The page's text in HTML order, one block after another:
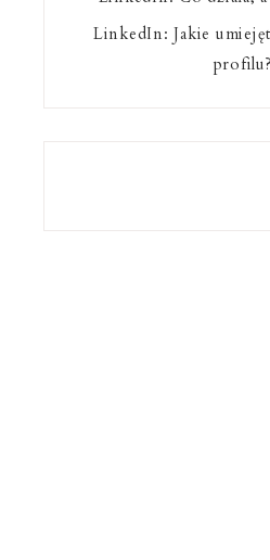
LinkedIn: Jakie
profilu?